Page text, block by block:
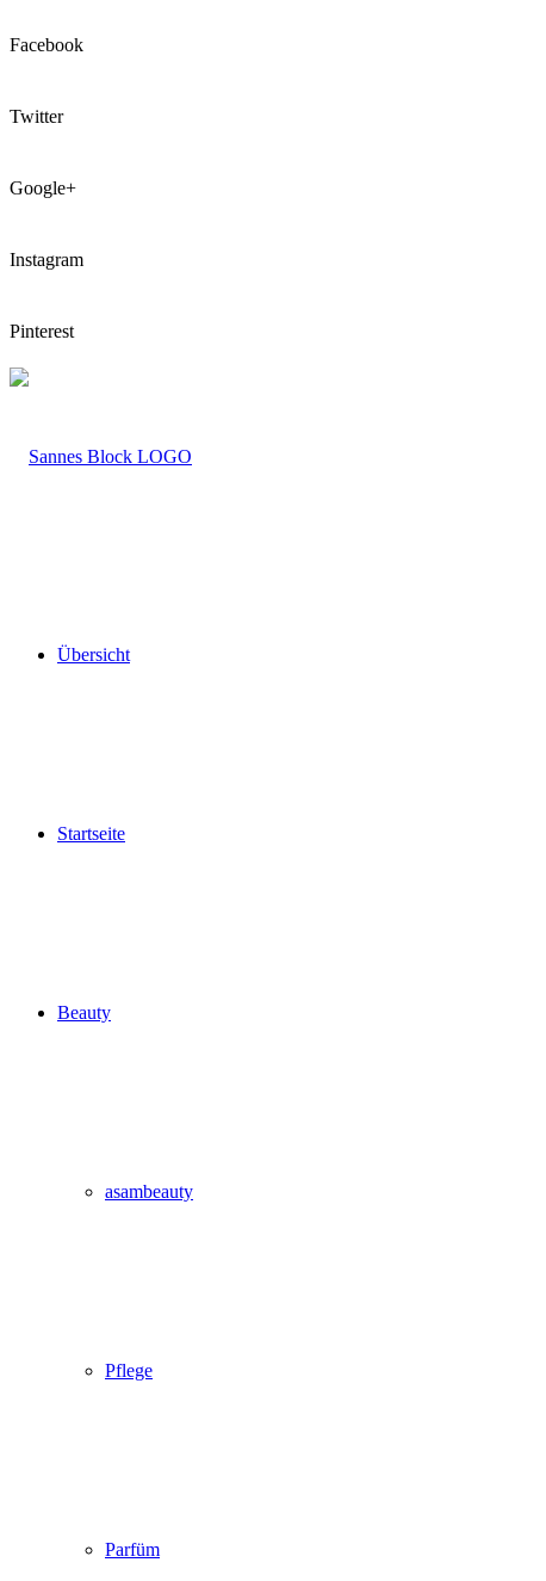
Facebook
Twitter
Google+
Instagram
Pinterest
LOGO
Übersicht
Startseite
Beauty
asambeauty
Pflege
Parfüm